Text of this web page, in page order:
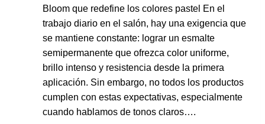
Bloom que redefine los colores pastel En el
trabajo diario en el salón, hay una exigencia que
se mantiene constante: lograr un esmalte
semipermanente que ofrezca color uniforme,
brillo intenso y resistencia desde la primera
aplicación. Sin embargo, no todos los productos
cumplen con estas expectativas, especialmente
cuando hablamos de tonos claros….